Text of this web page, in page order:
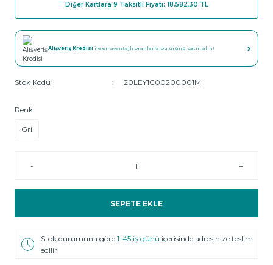
Diğer Kartlara 9 Taksitli Fiyatı: 18.582,30 TL
Alışveriş Kredisi ile en avantajlı oranlarla bu ürünü satın alın! ›
Stok Kodu 20LEY1C00200001M
Renk
Gri
- +
SEPETE EKLE
Stok durumuna göre1-45 iş günü içerisinde adresinize teslim
edilir